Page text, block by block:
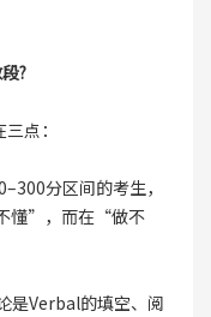
?
点：
分区间的考生，
懂”，而在“做不
是Verbal的填空、阅